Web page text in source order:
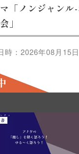
「ノンジャンル
」
時：2026年08月15